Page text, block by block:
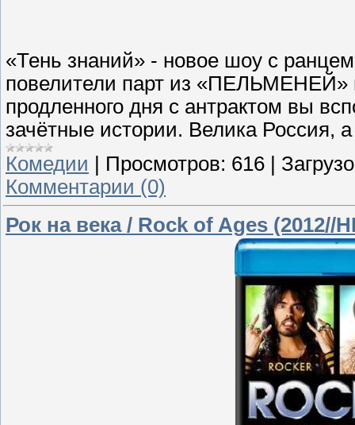
«Тень знаний» - новое шоу с
повелители парт из «ПЕЛЬМЕНЕЙ»
продленного дня с антрактом вы
зачётные истории. Велика Россия,
Комедии
Просмотров: 616
Комментарии (0)
Рок на века / Rock of Ages (2012//